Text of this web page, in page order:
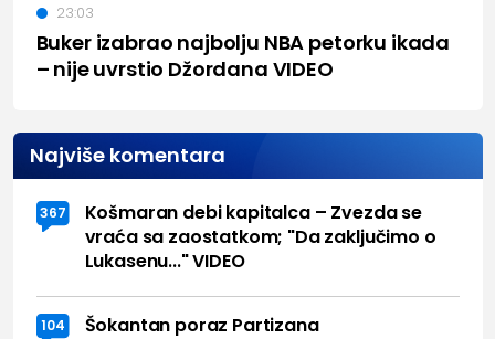
Buker izabrao najbolju NBA petorku ikada
– nije uvrstio Džordana VIDEO
23:03
Najviše komentara
367
Košmaran debi kapitalca – Zvezda se
vraća sa zaostatkom; "Da zaključimo o
Lukasenu..." VIDEO
104 Šokantan poraz Partizana